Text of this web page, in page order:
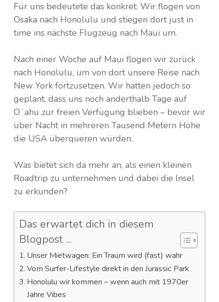
Für uns bedeutete das konkret: Wir flogen von
Osaka nach Honolulu und stiegen dort just in
time ins nächste Flugzeug nach Maui um.
Nach einer Woche auf Maui flogen wir zurück
nach Honolulu, um von dort unsere Reise nach
New York fortzusetzen. Wir hatten jedoch so
geplant, dass uns noch anderthalb Tage auf
Oʻahu zur freien Verfügung blieben – bevor wir
über Nacht in mehreren Tausend Metern Höhe
die USA überqueren würden.
Was bietet sich da mehr an, als einen kleinen
Roadtrip zu unternehmen und dabei die Insel
zu erkunden?
Das erwartet dich in diesem
Blogpost ...
Unser Mietwagen: Ein Traum wird (fast) wahr
Vom Surfer-Lifestyle direkt in den Jurassic Park
Honolulu wir kommen – wenn auch mit 1970er
Jahre Vibes